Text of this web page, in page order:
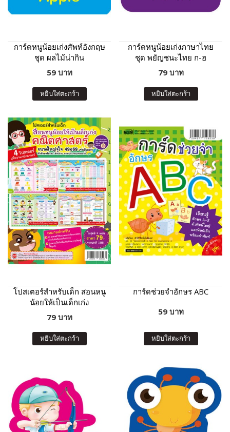
การ์ดหนูน้อยเก่งศัพท์อังกฤษ
ชุด ผลไม้น่ากิน
59 บาท
หยิบใส่ตะกร้า
การ์ดหนูน้อยเก่งภาษาไทย
ชุด พยัญชนะไทย ก-ฮ
79 บาท
หยิบใส่ตะกร้า
โปสเตอร์สำหรับเด็ก สอนหนู
น้อยให้เป็นเด็กเก่ง
คณิตศาสตร์
79 บาท
หยิบใส่ตะกร้า
การ์ดช่วยจำอักษร ABC
59 บาท
หยิบใส่ตะกร้า